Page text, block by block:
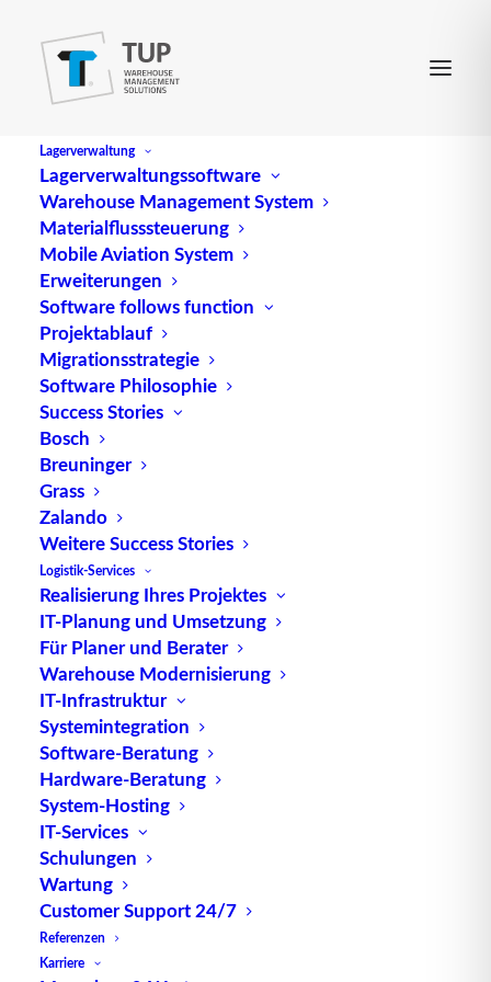
Lagerverwaltung
Lagerverwaltungssoftware
Warehouse Management System
Materialflusssteuerung
Mobile Aviation System
Erweiterungen
Software follows function
Projektablauf
Migrationsstrategie
Software Philosophie
Success Stories
Bosch
Breuninger
Grass
Zalando
Weitere Success Stories
Logistik-Services
Realisierung Ihres Projektes
IT-Planung und Umsetzung
Für Planer und Berater
Warehouse Modernisierung
IT-Infrastruktur
Systemintegration
Software-Beratung
Hardware-Beratung
System-Hosting
IT-Services
Schulungen
Wartung
Customer Support 24/7
Referenzen
Karriere
EMA
Abk. für Einbruchmeldeanlage (engl.
system)
Quelle: logipedia / Fraunhofer IML
TUP GmbH & Co. KG
Die kombinierbare Lagerverwaltungs-Software von
TUP, liefert dank ihrer Flexibilität immer die
effektivste Lösung und ist zudem in hohem Maße
wiederverwendbar.
Kontakt
TUP GmbH & Co. KG
Fraunhoferstraße 1
D 76297 Stutensee